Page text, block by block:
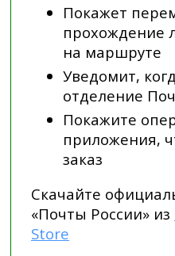
Покажет
прохождение
на маршруте
Уведомит,
отделение
Покажите
приложения,
заказ
Скачайте
«Почты России» из
Store